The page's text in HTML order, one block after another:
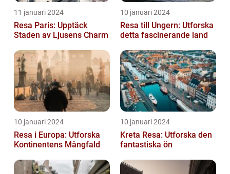
11 januari 2024
Resa Paris: Upptäck
Staden av Ljusens Charm
10 januari 2024
Resa till Ungern: Utforska
detta fascinerande land
10 januari 2024
Resa i Europa: Utforska
Kontinentens Mångfald
10 januari 2024
Kreta Resa: Utforska den
fantastiska ön